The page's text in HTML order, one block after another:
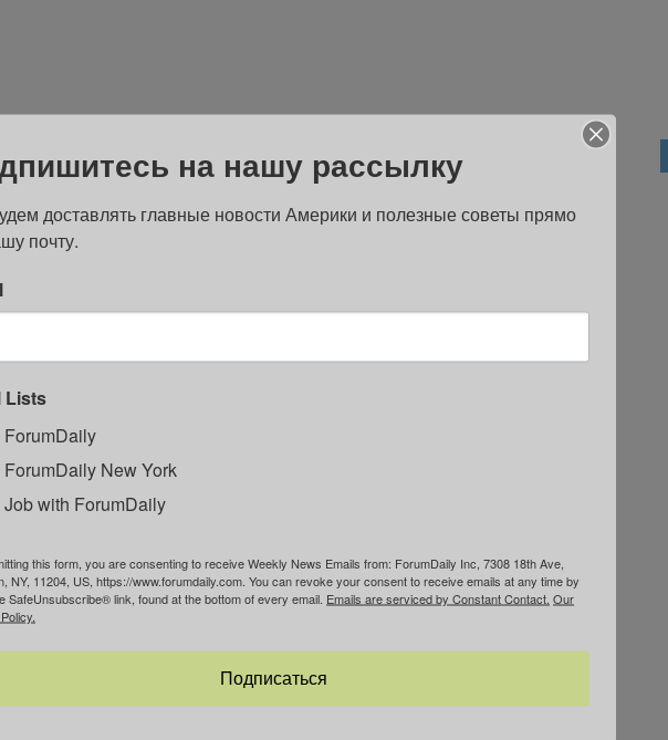
на нашу рассылку
доставлять главные новости Америки и полезные советы прямо
почту.
Lists
ForumDaily
ForumDaily New York
Job with ForumDaily
this form, you are consenting to receive Weekly News Emails from: ForumDaily Inc, 7308 18th Ave,
NY, 11204, US, https://www.forumdaily.com. You can revoke your consent to receive emails at any time by
SafeUnsubscribe® link, found at the bottom of every email. Emails are serviced by Constant Contact. Our
Подписаться